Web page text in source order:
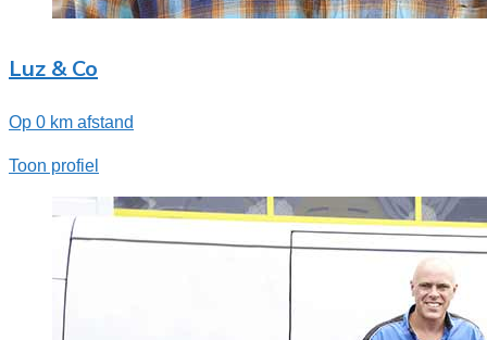
Luz & Co
Op 0 km afstand
Toon profiel